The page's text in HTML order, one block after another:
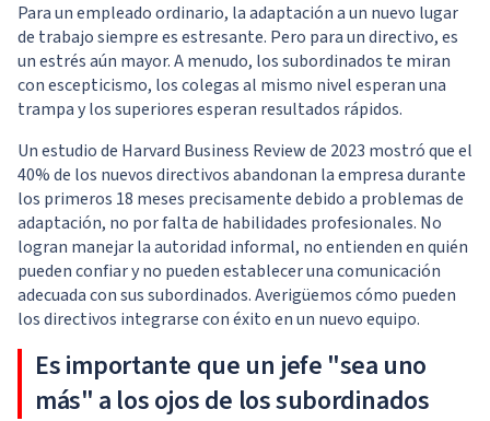
Para un empleado ordinario, la adaptación a un nuevo lugar
de trabajo siempre es estresante. Pero para un directivo, es
un estrés aún mayor. A menudo, los subordinados te miran
con escepticismo, los colegas al mismo nivel esperan una
trampa y los superiores esperan resultados rápidos.
Un estudio de Harvard Business Review de 2023 mostró que el
40% de los nuevos directivos abandonan la empresa durante
los primeros 18 meses precisamente debido a problemas de
adaptación, no por falta de habilidades profesionales. No
logran manejar la autoridad informal, no entienden en quién
pueden confiar y no pueden establecer una comunicación
adecuada con sus subordinados. Averigüemos cómo pueden
los directivos integrarse con éxito en un nuevo equipo.
Es importante que un jefe "sea uno
más" a los ojos de los subordinados